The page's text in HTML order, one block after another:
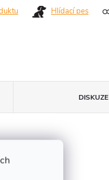
Hlídací pes
DISKUZE